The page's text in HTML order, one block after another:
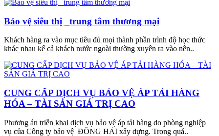
Bảo vệ siêu thị _trung tâm thương mại
Khách hàng ra vào mục tiêu đủ mọi thành phần trình độ học thức
khác nhau kể cả khách nước ngoài thường xuyên ra vào nên..
CUNG CẤP DỊCH VỤ BẢO VỆ ÁP TẢI HÀNG
HÓA – TÀI SẢN GIÁ TRỊ CAO
Phương án triễn khai dịch vụ bảo vệ áp tải hàng do phòng nghiệp
vụ của Công ty bảo vệ ĐÔNG HẢI xây dựng. Trong quá..